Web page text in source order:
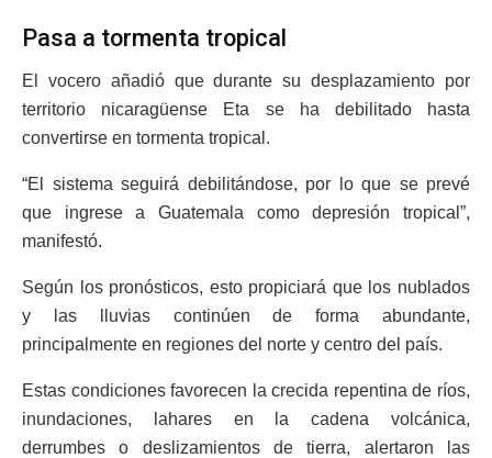
Pasa a tormenta tropical
El vocero añadió que durante su desplazamiento por
territorio nicaragüense Eta se ha debilitado hasta
convertirse en tormenta tropical.
“El sistema seguirá debilitándose, por lo que se prevé
que ingrese a Guatemala como depresión tropical”,
manifestó.
Según los pronósticos, esto propiciará que los nublados
y las lluvias continúen de forma abundante,
principalmente en regiones del norte y centro del país.
Estas condiciones favorecen la crecida repentina de ríos,
inundaciones, lahares en la cadena volcánica,
derrumbes o deslizamientos de tierra, alertaron las